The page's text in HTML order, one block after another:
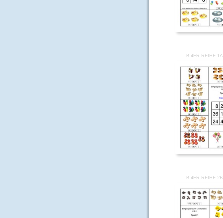
B-4ER-REIHE-
B-4ER-REIHE-